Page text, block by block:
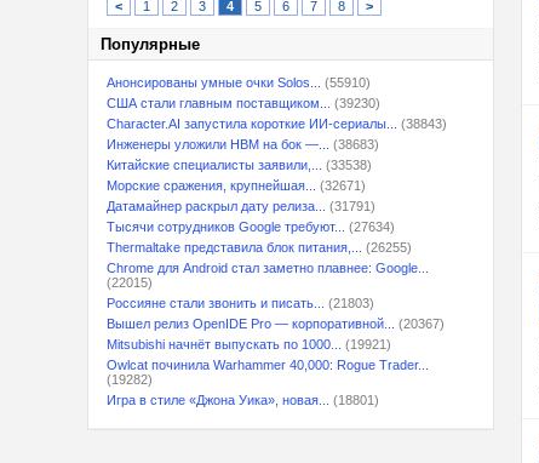
< 1 2 3 4 5 6 7 8 >
Популярные
Анонсированы умные очки Solos...
(55910)
США стали главным поставщиком...
(39230)
Character.AI запустила короткие ИИ-сериалы...
(38843)
Инженеры уложили HBM на бок —...
(38683)
Китайские специалисты заявили,...
(33538)
Морские сражения, крупнейшая...
(32671)
Датамайнер раскрыл дату релиза...
(31791)
Тысячи сотрудников Google требуют...
(27634)
Thermaltake представила блок питания,...
(26255)
Chrome для Android стал заметно плавнее: Google...
(22015)
Россияне стали звонить и писать...
(21803)
Вышел релиз OpenIDE Pro — корпоративной...
(20367)
Mitsubishi начнёт выпускать по 1000...
(19921)
Owlcat починила Warhammer 40,000: Rogue Trader...
(19282)
Игра в стиле «Джона Уика», новая...
(18801)